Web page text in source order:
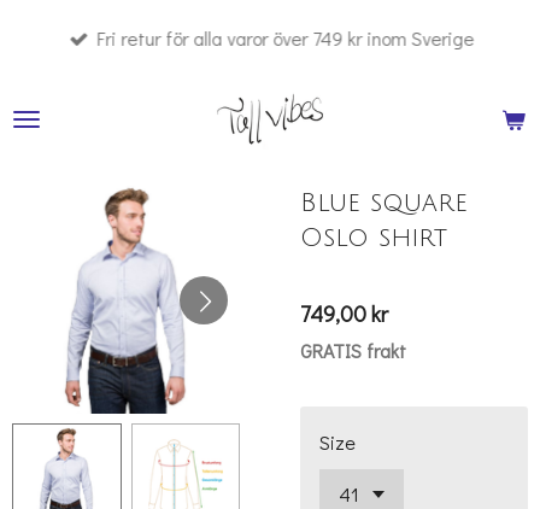
Fri retur för alla varor över 749 kr inom Sverige
Blue square
Oslo shirt
749,00 kr
GRATIS frakt
Size